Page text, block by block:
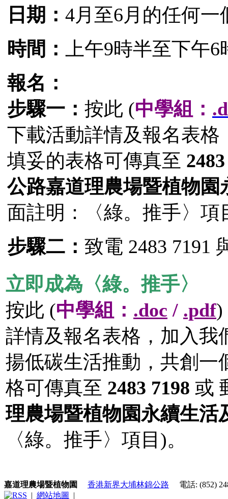
日期： 4月至6月的任何一
時間：
上午9時半至下午6
報名：
步驟一： 按此 (中學組：
下載活動詳情及報名表
填妥的表格可傳真至
公路嘉道理農場暨植物
面註明：〈綠。推手〉項
步驟二： 致電 2483 7191
立即成為〈綠。推手〉
按此 (中學組： .doc / .pdf)
詳情及報名表格，加入我
揚低碳生活推動，共創一
格可傳真至 2483 7198 或
理農場暨植物園永續生活
〈綠。推手〉項目)。
嘉道理農場暨植物園 香港新界大埔林錦公路 電話: (852)
| 網站地圖 |